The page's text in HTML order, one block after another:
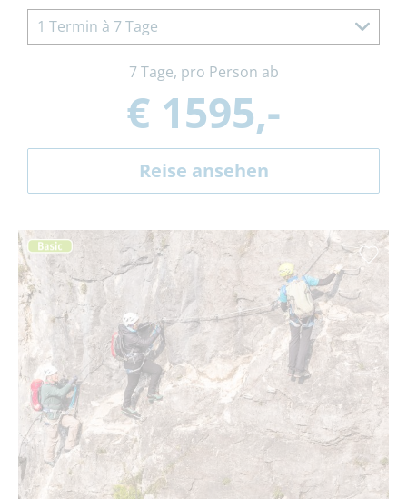
1 Termin à 7 Tage
7 Tage, pro Person ab
€ 1595,-
Reise ansehen